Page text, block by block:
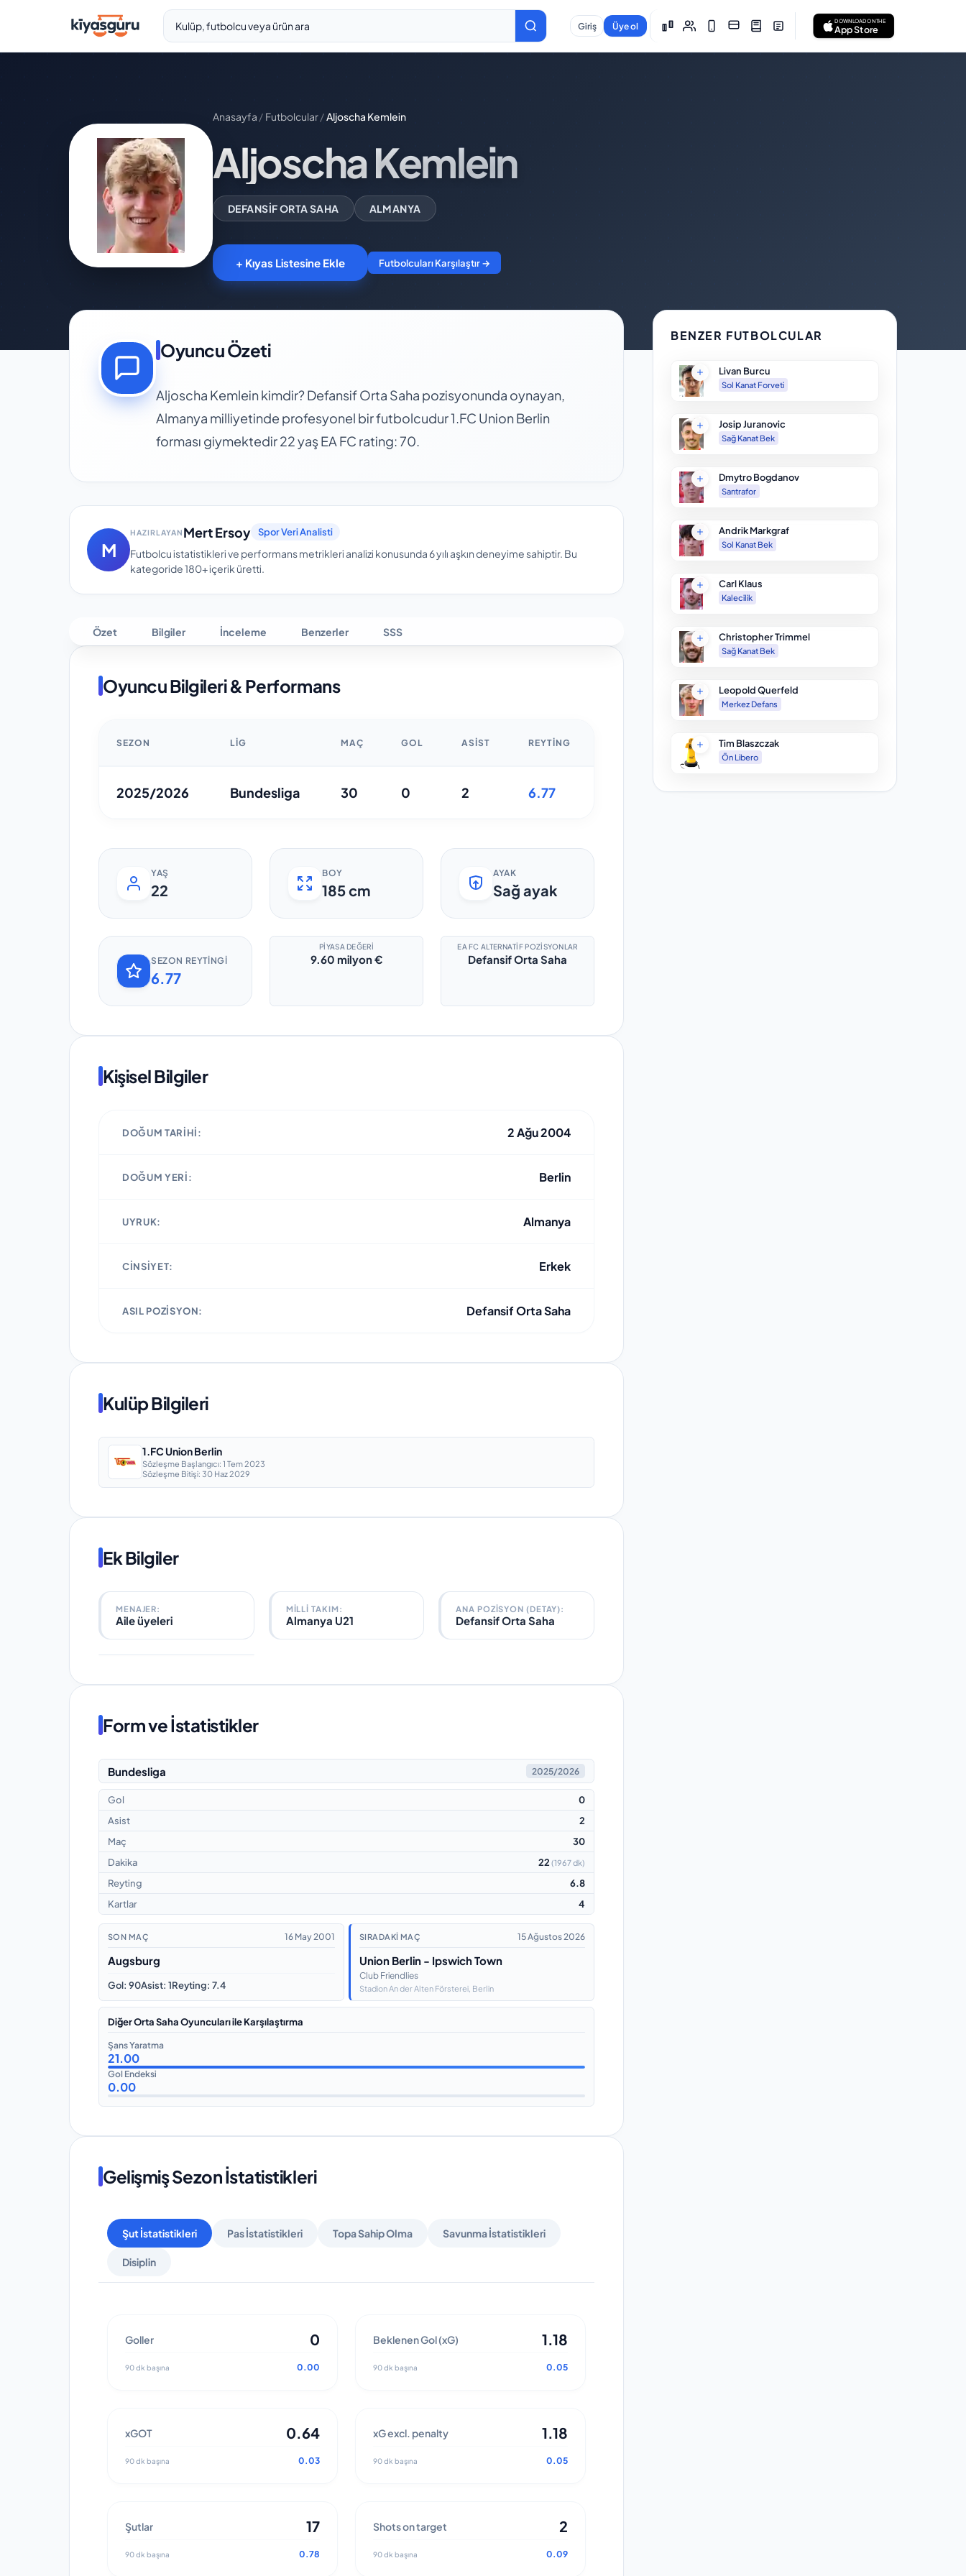
Giriş Üye ol DOWNLOAD ON THE
App Store
Anasayfa / Futbolcular/Aljoscha Kemlein
Aljoscha Kemlein
DEFANSIF ORTA SAHA ALMANYA
+ Kıyas Listesine Ekle Futbolcuları Karşılaştır →
Oyuncu Özeti
Aljoscha Kemlein kimdir? Defansif Orta Saha pozisyonunda oynayan,
Almanya milliyetinde profesyonel bir futbolcudur 1.FC Union Berlin
forması giymektedir 22 yaş EA FC rating: 70.
M
HAZIRLAYAN Mert Ersoy Spor Veri Analisti
Futbolcu istatistikleri ve performans metrikleri analizi konusunda 6 yılı aşkın deneyime sahiptir. Bu
kategoride180+içerik üretti.
Özet Bilgiler İnceleme Benzerler SSS
Oyuncu Bilgileri & Performans
SEZON LIG MAÇ GOL ASIST REYTING
2025/2026 Bundesliga 30 0 2 6.77
YAŞ
22
BOY
185cm
AYAK
Sağ ayak
SEZON REYTINGI
6.77
PIYASA DEĞERI
9.60 milyon €
EA FC ALTERNATIF POZISYONLAR
Defansif Orta Saha
Kişisel Bilgiler
DOĞUM TARIHI: 2 Ağu 2004
DOĞUM YERI: Berlin
UYRUK: Almanya
CINSIYET: Erkek
ASIL POZISYON: Defansif Orta Saha
Kulüp Bilgileri
1.FC Union Berlin
Sözleşme Başlangıcı: 1 Tem 2023
Sözleşme Bitişi: 30 Haz 2029
Ek Bilgiler
MENAJER:
Aile üyeleri
MILLI TAKIM :
Almanya U21
ANA POZISYON (DETAY):
Defansif Orta Saha
Form ve İstatistikler
Bundesliga 2025/2026
Gol
0
Asist
2
Maç
30
Dakika
22 (1967 dk)
Reyting
6.8
Kartlar
4
SON MAÇ 16 May 2001
Augsburg
Gol: 90Asist: 1Reyting: 7.4
SIRADAKI MAÇ 15 Ağustos 2026
Union Berlin - Ipswich Town
Club Friendlies
Stadion An der Alten Försterei , Berlin
Diğer Orta Saha Oyuncuları ile Karşılaştırma
Şans Yaratma
21.00
Gol Endeksi
0.00
Gelişmiş Sezon İstatistikleri
Şut İstatistikleri Pas İstatistikleri Topa Sahip Olma Savunma İstatistikleri
Disiplin
Goller 0
90 dk başına 0.00
Beklenen Gol (xG) 1.18
90 dk başına 0.05
xGOT 0.64
90 dk başına 0.03
xG excl. penalty 1.18
90 dk başına 0.05
Şutlar 17
90 dk başına 0.78
Shots on target 2
90 dk başına 0.09
BENZER FUTBOLCULAR
Livan Burcu
Sol Kanat Forveti
Josip Juranovic
Sağ Kanat Bek
Dmytro Bogdanov
Santrafor
Andrik Markgraf
Sol Kanat Bek
Carl Klaus
Kalecilik
Christopher Trimmel
Sağ Kanat Bek
Leopold Querfeld
Merkez Defans
Tim Blaszczak
Ön Libero